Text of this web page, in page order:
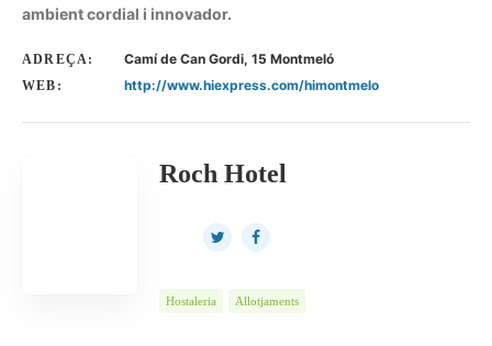
ambient cordial i innovador.
ADREÇA: Camí de Can Gordi, 15 Montmeló
WEB: http://www.hiexpress.com/himontmelo
Roch Hotel
Hostaleria Allotjaments